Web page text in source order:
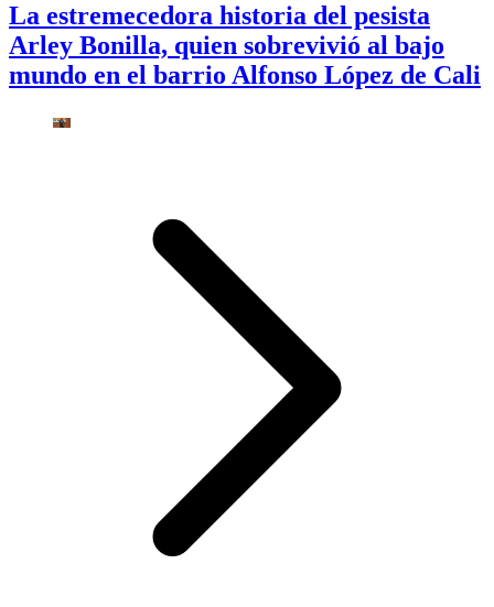
La estremecedora historia del pesista
Arley Bonilla, quien sobrevivió al bajo
mundo en el barrio Alfonso López de Cali